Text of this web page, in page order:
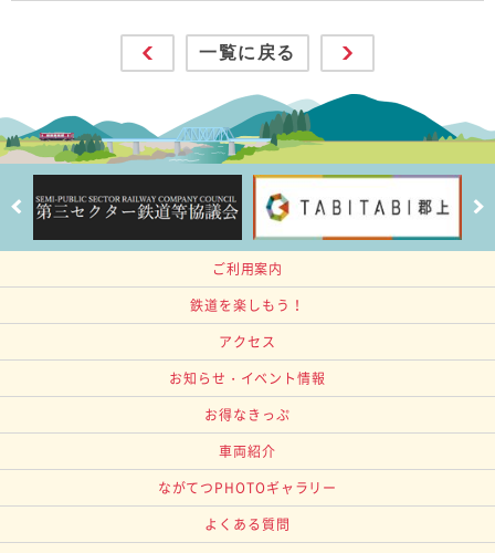
一覧に戻る
ご利用案内
鉄道を楽しもう！
アクセス
お知らせ・イベント情報
お得なきっぷ
車両紹介
ながてつPHOTOギャラリー
よくある質問